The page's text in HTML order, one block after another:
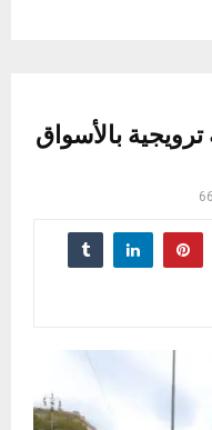
بالأسواق
66